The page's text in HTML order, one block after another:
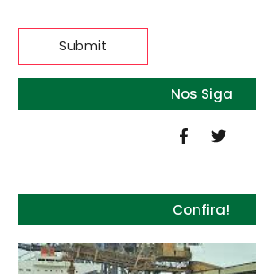
Nos Siga
Confira!